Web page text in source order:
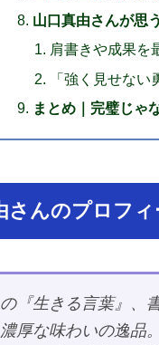
山口真由さんが思
肩書きや成果を
「強く見せな
まとめ｜完璧じゃ
さんのプロフ
『生きる言葉』、
厚な味わいの逸品